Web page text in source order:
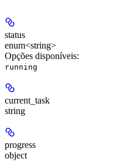
status
enum<string>
Opções disponíveis:
running
current_task
string
progress
object